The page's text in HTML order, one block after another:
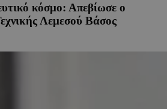
κόσμο: Απεβίωσε ο
Λεμεσού Βάσος